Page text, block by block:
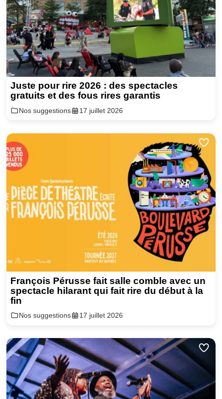
Juste pour rire 2026 : des spectacles
gratuits et des fous rires garantis
Nos suggestions 17 juillet 2026
François Pérusse fait salle comble avec un
spectacle hilarant qui fait rire du début à la
fin
Nos suggestions 17 juillet 2026